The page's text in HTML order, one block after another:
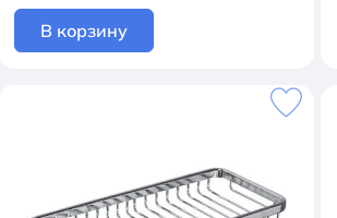
В корзину